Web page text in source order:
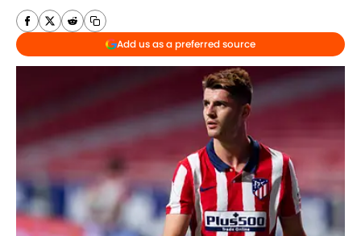
Add us as a preferred source